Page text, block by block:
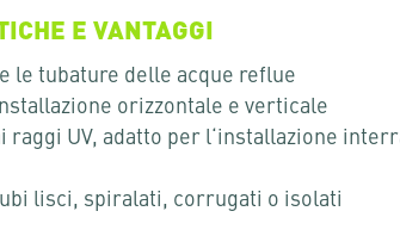
E VANTAGGI
le tubature delle acque reflue
orizzontale e verticale
raggi UV, adatto per l‘installazione
lisci, spiralati, corrugati o isolati